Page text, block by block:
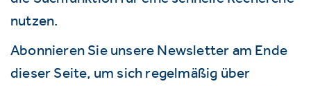
nutzen.
Abonnieren Sie unsere Newsletter am Ende
dieser Seite, um sich regelmäßig über